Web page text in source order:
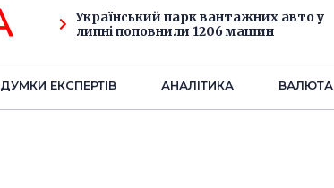
Український парк вантажних авто у
липні поповнили 1206 машин
ДУМКИ ЕКСПЕРТIВ АНАЛIТИКА ВАЛЮТА